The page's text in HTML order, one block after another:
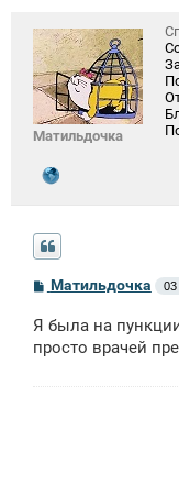
Матильдочка
С
б
щ
е
Матильдочка 03
Я была на
просто врачей